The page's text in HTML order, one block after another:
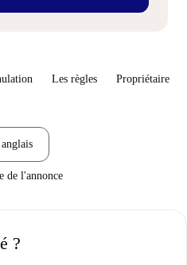
Les règles Propriétaire
de l'annonce
?